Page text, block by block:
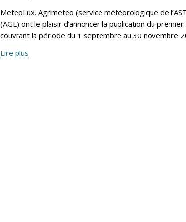
MeteoLux, Agrimeteo (service météorologique de
(AGE) ont le plaisir d’annoncer la publication du
couvrant la période du 1 septembre au 30 novembre
Lire plus